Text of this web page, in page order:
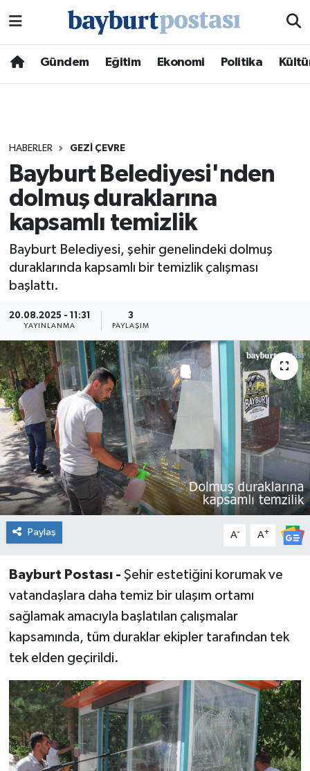
Gündem Eğitim Ekonomi Politika
HABERLER GEZI ÇEVRE
Bayburt Belediyesi'nden
dolmuş duraklarına
kapsamlı temizlik
Bayburt Belediyesi, şehir genelindeki dolmuş
duraklarında kapsamlı bir temizlik çalışması
başlattı.
20.08.2025 - 11:31
YAYINLANMA
3
PAYLAŞIM
Paylaş A- A+
Bayburt Postası - Şehir estetiğini korumak ve
vatandaşlara daha temiz bir ulaşım ortamı
sağlamak amacıyla başlatılan çalışmalar
kapsamında, tüm duraklar ekipler tarafından tek
tek elden geçirildi.
Hava Durumu
Süper Lig Puan Durumu ve Fikstür
Tüm Manşetler
Son Dakika Haberleri